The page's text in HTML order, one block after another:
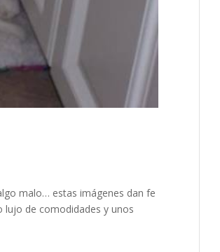
malo… estas imágenes dan fe
lujo de comodidades y unos